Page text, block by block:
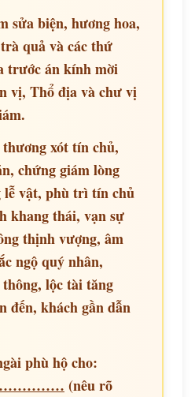
sửa biện, hương hoa,
quả và các thứ
trước án kính mời
vị, Thổ địa và chư vị
xót tín chủ,
chứng giám lòng
lễ vật, phù trì tín chủ
khang thái, vạn sự
thịnh vượng, âm
ngộ quý nhân,
lộc tài tăng
đến, khách gần dẫn
phù hộ cho:
(nêu rõ